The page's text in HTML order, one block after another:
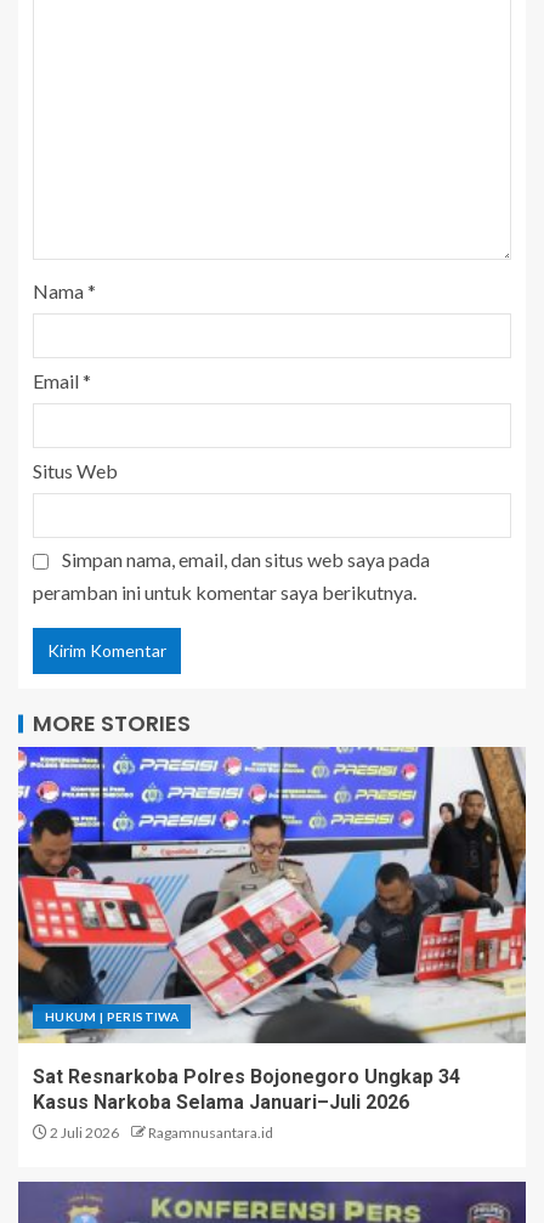
Nama*
Email*
Situs Web
Simpan nama, email, dan situs web saya pada
peramban ini untuk komentar saya berikutnya.
MORE STORIES
HUKUM | PERISTIWA
Sat Resnarkoba Polres Bojonegoro Ungkap 34
Kasus Narkoba Selama Januari–Juli 2026
2 Juli 2026 Ragamnusantara.id